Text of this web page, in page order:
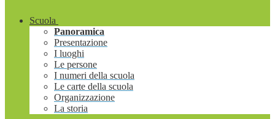
Scuola
Panoramica
Presentazione
I luoghi
Le persone
I numeri della scuola
Le carte della scuola
Organizzazione
La storia